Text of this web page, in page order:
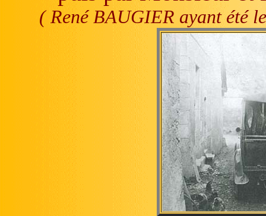
( René BAUGIER ayant été